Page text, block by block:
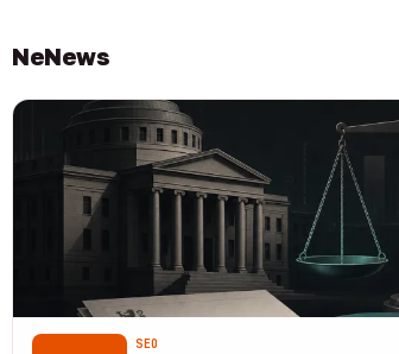
NeNews
SEO